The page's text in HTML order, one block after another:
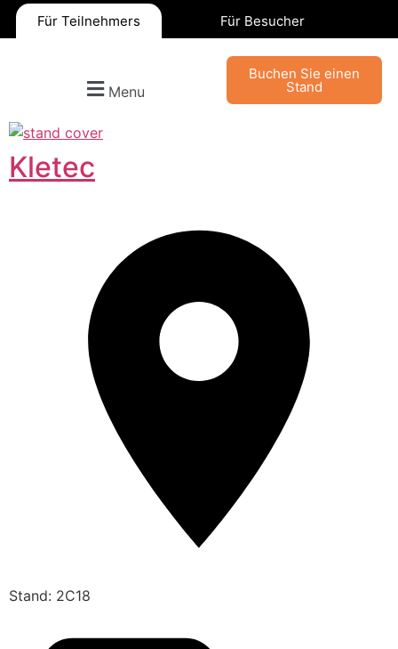
Für Teilnehmers Für Besucher
Menu
Buchen Sie einen
Stand
Kletec
Stand: 2C18